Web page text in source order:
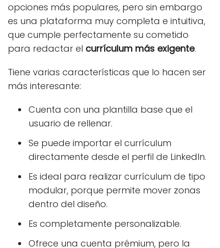
opciones más populares, pero sin embargo
es una plataforma muy completa e intuitiva,
que cumple perfectamente su cometido
para redactar el currículum más exigente.
Tiene varias características que lo hacen ser
más interesante:
Cuenta con una plantilla base que el
usuario de rellenar.
Se puede importar el currículum
directamente desde el perfil de LinkedIn.
Es ideal para realizar currículum de tipo
modular, porque permite mover zonas
dentro del diseño.
Es completamente personalizable.
Ofrece una cuenta prémium, pero la